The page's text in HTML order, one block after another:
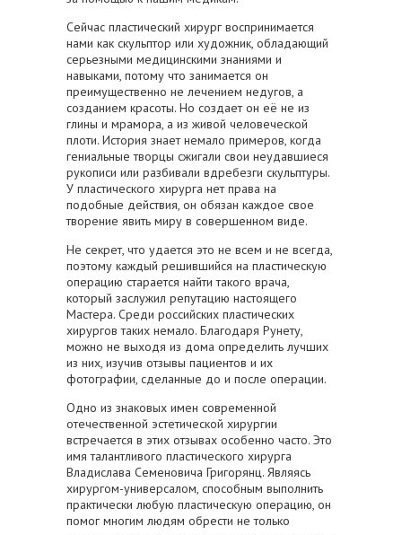
Сейчас пластический хирург воспринимается
нами как скульптор или художник, обладающий
серьезными медицинскими знаниями и
навыками, потому что занимается он
преимущественно не лечением недугов, а
созданием красоты. Но создает он её не из
глины и мрамора, а из живой человеческой
плоти. История знает немало примеров, когда
гениальные творцы сжигали свои неудавшиеся
рукописи или разбивали вдребезги скульптуры.
У пластического хирурга нет права на
подобные действия, он обязан каждое свое
творение явить миру в совершенном виде.
Не секрет, что удается это не всем и не всегда,
поэтому каждый решившийся на пластическую
операцию старается найти такого врача,
который заслужил репутацию настоящего
Мастера. Среди российских пластических
хирургов таких немало. Благодаря Рунету,
можно не выходя из дома определить лучших
из них, изучив отзывы пациентов и их
фотографии, сделанные до и после операции.
Одно из знаковых имен современной
отечественной эстетической хирургии
встречается в этих отзывах особенно часто. Это
имя талантливого пластического хирурга
Владислава Семеновича Григорянц. Являясь
хирургом-универсалом, способным выполнить
практически любую пластическую операцию, он
помог многим людям обрести не только